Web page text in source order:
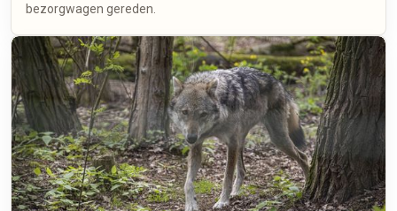
bezorgwagen gereden.